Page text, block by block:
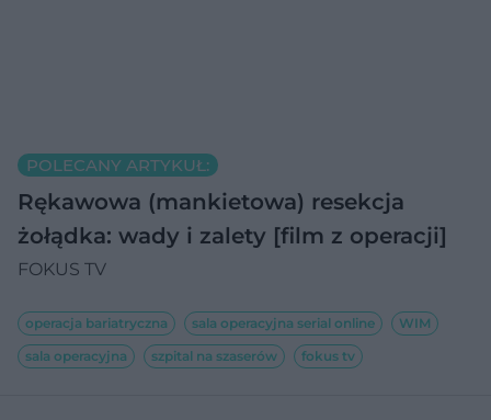
POLECANY ARTYKUŁ:
Rękawowa (mankietowa) resekcja
żołądka: wady i zalety [film z operacji]
FOKUS TV
operacja bariatryczna sala operacyjna serial online
WIM
sala operacyjna
szpital na szaserów fokus tv